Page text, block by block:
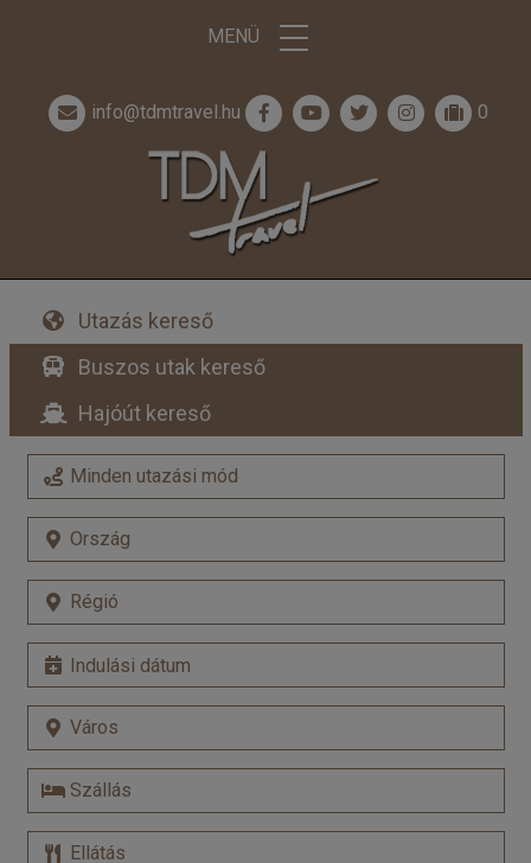
MENÜ
info@tdmtravel.hu 0
Utazás kereső
Buszos utak kereső
Hajóút kereső